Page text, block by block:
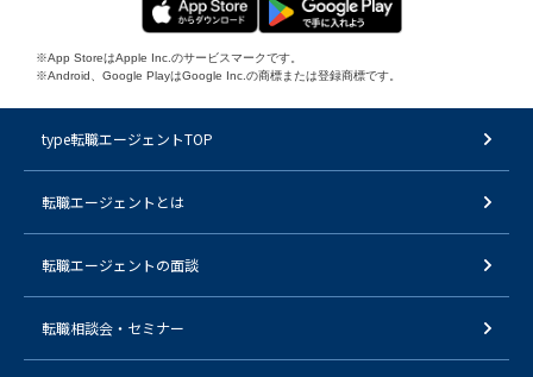
※App StoreはApple Inc.のサービスマークです。
※Android、Google PlayはGoogle Inc.の商標または登録商標です。
type転職エージェントTOP
転職エージェントとは
転職エージェントの面談
転職相談会・セミナー